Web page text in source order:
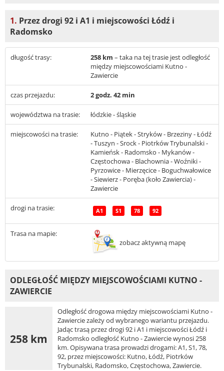
1. Przez drogi 92 i A1 i miejscowości Łódź i
Radomsko
długość trasy: 258 km – taka na tej trasie jest odległość
między miejscowościami Kutno -
Zawiercie
czas przejazdu: 2 godz. 42 min
województwa na trasie: łódzkie - śląskie
miejscowości na trasie:
Kutno - Piątek - Stryków - Brzeziny - Łódź
- Tuszyn - Srock - Piotrków Trybunalski -
Kamieńsk - Radomsko - Mykanów -
Częstochowa - Blachownia - Woźniki -
Pyrzowice - Mierzęcice - Boguchwałowice
- Siewierz - Poręba (koło Zawiercia) -
Zawiercie
drogi na trasie: A1 S1 78 92
Trasa na mapie:
zobacz aktywną mapę
ODLEGŁOŚĆ MIĘDZY MIEJSCOWOŚCIAMI KUTNO -
ZAWIERCIE
258 km
Odległość drogowa między miejscowościami Kutno -
Zawiercie zależy od wybranego wariantu przejazdu.
Jadąc trasą przez drogi 92 i A1 i miejscowości Łódź i
Radomsko odległość Kutno - Zawiercie wynosi 258
km. Opisywana trasa prowadzi drogami: A1, S1, 78,
92, przez miejscowości: Kutno, Łódź, Piotrków
Trybunalski, Radomsko, Częstochowa, Zawiercie.